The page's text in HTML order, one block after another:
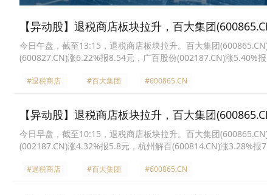
【异动股】退税商店板块拉升，百大集团
今日午盘，截至13:15，退税商店板块拉升。百大集团
(600827.CN)涨6.22%报8.54元，广百股份(002187.CN)涨5.40%
#退税商店 #百大集团 #600865.CN
【异动股】退税商店板块拉升，百大集团
今日早盘，截至10:15，退税商店板块拉升。百大集团
(002187.CN)涨4.32%报5.8元，杭州解百(600814.CN)涨3.28%
#退税商店 #百大集团 #600865.CN